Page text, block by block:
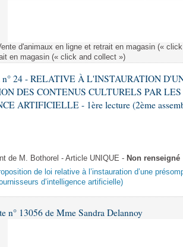
des lois
des lois
sociale
et orales
des débats
d'animaux en ligne et retrait en magasin («
en magasin (« click and collect »)
n° 24 - RELATIVE À L'INSTAURATION
DES CONTENUS CULTURELS PAR LES
ARTIFICIELLE - 1ère lecture (2ème
de M. Bothorel - Article UNIQUE - Non renseigné
de loi relative à l’instauration d’une
d’intelligence artificielle)
n° 13056 de Mme Sandra Delannoy